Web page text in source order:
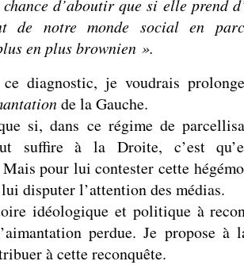
d’aboutir que si elle prend
de notre monde social en
en plus brownien ».
diagnostic, je voudrais
de la Gauche.
si, dans ce régime de
suffire à la Droite, c’est
pour lui contester cette
disputer l’attention des médias.
idéologique et politique à
perdue. Je propose à
à cette reconquête.